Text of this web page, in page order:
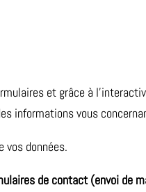
et grâce à
informations vous
vos données.
de contact (envoi de